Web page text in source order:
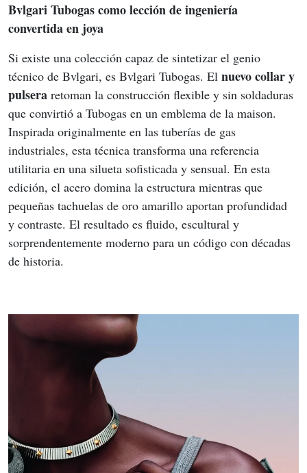
Bvlgari Tubogas como lección de ingeniería
convertida en joya
Si existe una colección capaz de sintetizar el genio
técnico de Bvlgari, es Bvlgari Tubogas. El nuevo collar y
pulsera retoman la construcción flexible y sin soldaduras
que convirtió a Tubogas en un emblema de la maison.
Inspirada originalmente en las tuberías de gas
industriales, esta técnica transforma una referencia
utilitaria en una silueta sofisticada y sensual. En esta
edición, el acero domina la estructura mientras que
pequeñas tachuelas de oro amarillo aportan profundidad
y contraste. El resultado es fluido, escultural y
sorprendentemente moderno para un código con décadas
de historia.